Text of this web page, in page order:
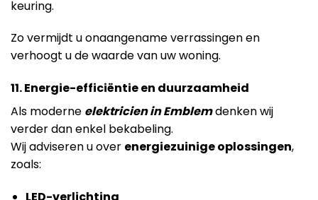
keuring.
Zo vermijdt u onaangename verrassingen en
verhoogt u de waarde van uw woning.
11. Energie-efficiëntie en duurzaamheid
Als moderne elektricien in Emblemdenken wij
verder dan enkel bekabeling.
Wij adviseren u over energiezuinige oplossingen,
zoals: